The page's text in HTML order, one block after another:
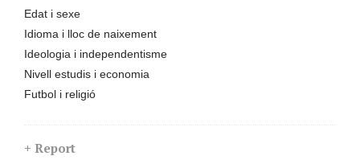
Edat i sexe
Idioma i lloc de naixement
Ideologia i independentisme
Nivell estudis i economia
Futbol i religió
+ Report